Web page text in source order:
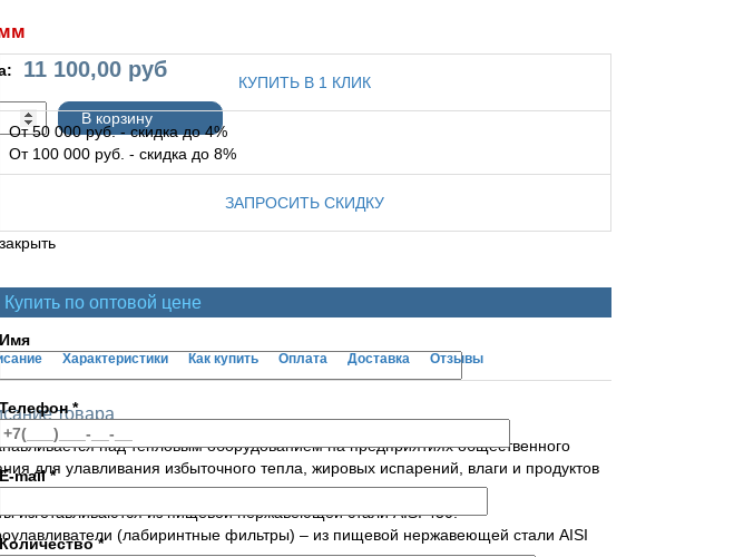
11 100,00 руб
В корзину
КУПИТЬ В 1 КЛИК
От 50 000 руб. - скидка до 4%
От 100 000 руб. - скидка до 8%
ЗАПРОСИТЬ СКИДКУ
закрыть
Купить по оптовой цене
Имя
Телефон*
mail*
*
Характеристики Как купить Оплата Доставка Отзывы
товара
над тепловым оборудованием на предприятиях общественного
для улавливания избыточного тепла, жировых испарений, влаги и продуктов
изготавливаются из пищевой нержавеющей стали AISI 430.
(лабиринтные фильтры) – из пищевой нержавеющей стали AISI